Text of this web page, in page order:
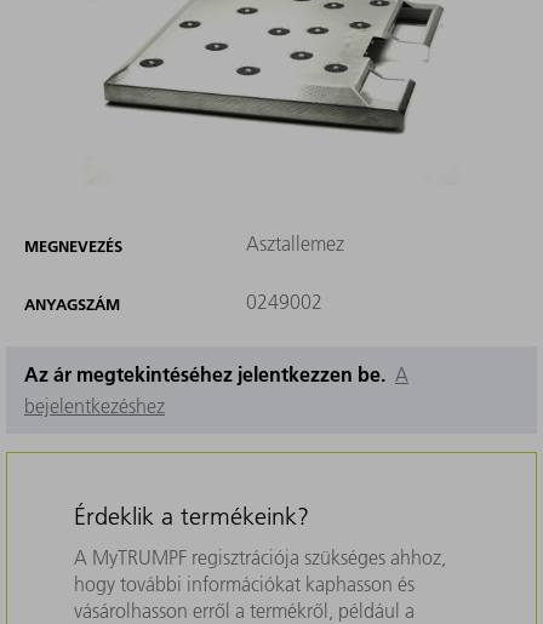
MEGNEVEZÉS Asztallemez
ANYAGSZÁM 0249002
Az ár megtekintéséhez jelentkezzen be. A
bejelentkezéshez
Érdeklik a termékeink?
A MyTRUMPF regisztrációja szükséges ahhoz,
hogy további információkat kaphasson és
vásárolhasson erről a termékről, például a